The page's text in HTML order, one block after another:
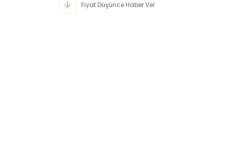
Fiyat Düşünce Haber Ver